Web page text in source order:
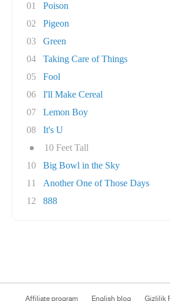
01
Poison
02
Pigeon
03
Green
04
Taking Care of Things
05
Fool
06
I'll Make Cereal
07
Lemon Boy
08
It's U
●
10 Feet Tall
10
Big Bowl in the Sky
11
Another One of Those Days
12
888
Affiliate program English blog Gizlilik